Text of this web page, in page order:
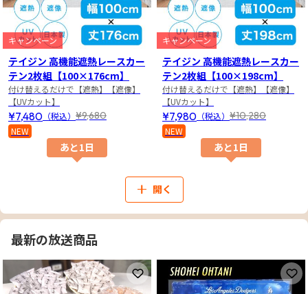
あと1日
キャンペーン
テイジン 高機能遮熱レースカー
テン2枚組【100×176cm】
付け替えるだけで【遮熱】【遮像】
【UVカット】
¥7,480 （税込） ¥9,680
NEW
あと1日
キャンペーン
テイジン 高機能遮熱レースカー
テン2枚組【100×198cm】
付け替えるだけで【遮熱】【遮像】
【UVカット】
¥7,980 （税込） ¥10,280
NEW
開く
最新の放送商品
お気に入りに登録 お